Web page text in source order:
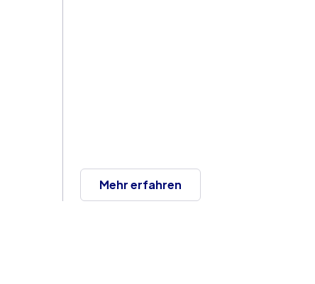
Mehr erfahren